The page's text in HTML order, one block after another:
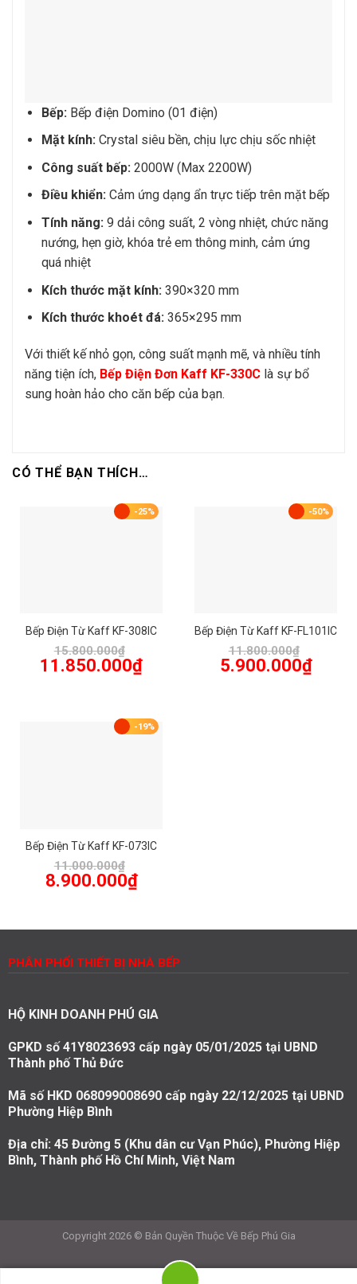
Bếp: Bếp điện Domino (01 điện)
Mặt kính: Crystal siêu bền, chịu lực chịu sốc nhiệt
Công suất bếp: 2000W (Max 2200W)
Điều khiển: Cảm ứng dạng ẩn trực tiếp trên mặt bếp
Tính năng: 9 dải công suất, 2 vòng nhiệt, chức năng
nướng, hẹn giờ, khóa trẻ em thông minh, cảm ứng
quá nhiệt
Kích thước mặt kính: 390×320 mm
Kích thước khoét đá: 365×295 mm
Với thiết kế nhỏ gọn, công suất mạnh mẽ, và nhiều tính
năng tiện ích, Bếp Điện Đơn Kaff KF-330C là sự bổ
sung hoàn hảo cho căn bếp của bạn.
CÓ THỂ BẠN THÍCH…
-25%
Bếp Điện Từ Kaff KF-308IC
15.800.000₫
Giá
gốc
11.850.000₫Giá
-50%
Bếp Điện Từ Kaff KF-FL101IC
11.800.000₫
Giá
gốc
5.900.000₫Giá
hiện
-19%
Bếp Điện Từ Kaff KF-073IC
11.000.000₫
Giá
gốc
8.900.000₫Giá
hiện
PHÂN PHỐI THIẾT BỊ NHÀ BẾP
HỘ KINH DOANH PHÚ GIA
GPKD số 41Y8023693 cấp ngày 05/01/2025 tại UBND
Thành phố Thủ Đức
Mã số HKD 068099008690 cấp ngày 22/12/2025 tại UBND
Phường Hiệp Bình
Địa chỉ: 45 Đường 5 (Khu dân cư Vạn Phúc), Phường Hiệp
Bình, Thành phố Hồ Chí Minh, Việt Nam
Copyright 2026 © Bản Quyền Thuộc Về Bếp Phú Gia